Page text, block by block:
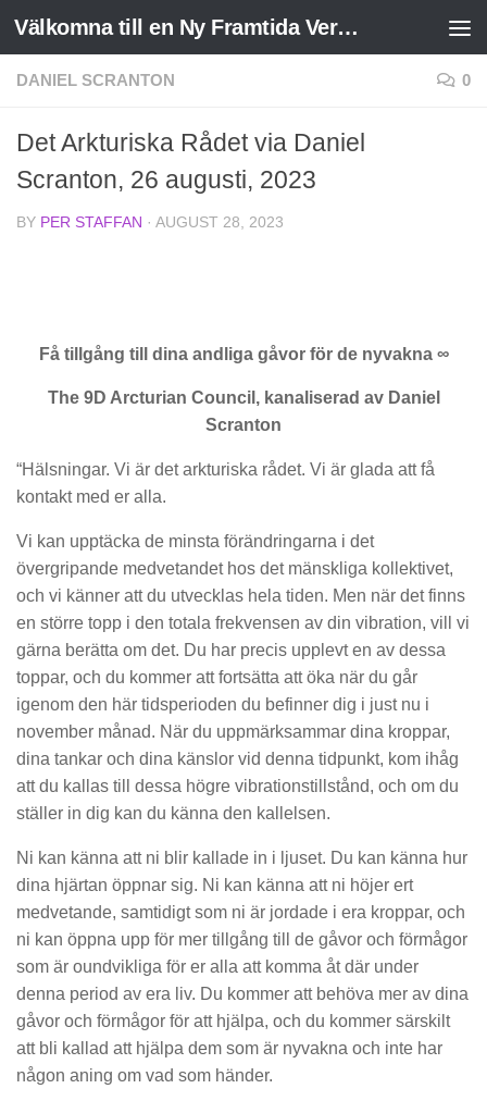
Skip to content Välkomna till en Ny Framtida Verklighet
DANIEL SCRANTON 0
Det Arkturiska Rådet via Daniel
Scranton, 26 augusti, 2023
BY PER STAFFAN · AUGUST 28, 2023
Få tillgång till dina andliga gåvor för de nyvakna ∞
The 9D Arcturian Council, kanaliserad av Daniel
Scranton
“Hälsningar. Vi är det arkturiska rådet. Vi är glada att få
kontakt med er alla.
Vi kan upptäcka de minsta förändringarna i det
övergripande medvetandet hos det mänskliga kollektivet,
och vi känner att du utvecklas hela tiden. Men när det finns
en större topp i den totala frekvensen av din vibration, vill vi
gärna berätta om det. Du har precis upplevt en av dessa
toppar, och du kommer att fortsätta att öka när du går
igenom den här tidsperioden du befinner dig i just nu i
november månad. När du uppmärksammar dina kroppar,
dina tankar och dina känslor vid denna tidpunkt, kom ihåg
att du kallas till dessa högre vibrationstillstånd, och om du
ställer in dig kan du känna den kallelsen.
Ni kan känna att ni blir kallade in i ljuset. Du kan känna hur
dina hjärtan öppnar sig. Ni kan känna att ni höjer ert
medvetande, samtidigt som ni är jordade i era kroppar, och
ni kan öppna upp för mer tillgång till de gåvor och förmågor
som är oundvikliga för er alla att komma åt där under
denna period av era liv. Du kommer att behöva mer av dina
gåvor och förmågor för att hjälpa, och du kommer särskilt
att bli kallad att hjälpa dem som är nyvakna och inte har
någon aning om vad som händer.